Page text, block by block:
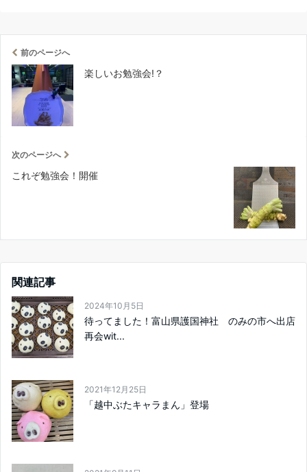
前のページへ
楽しいお勉強会!？
次のページへ
これぞ勉強会！開催
関連記事
2024年10月5日
待ってました！富山県護国神社 のみの市へ出店
再会wit...
2021年12月25日
「越中ぶたキャラまん」登場